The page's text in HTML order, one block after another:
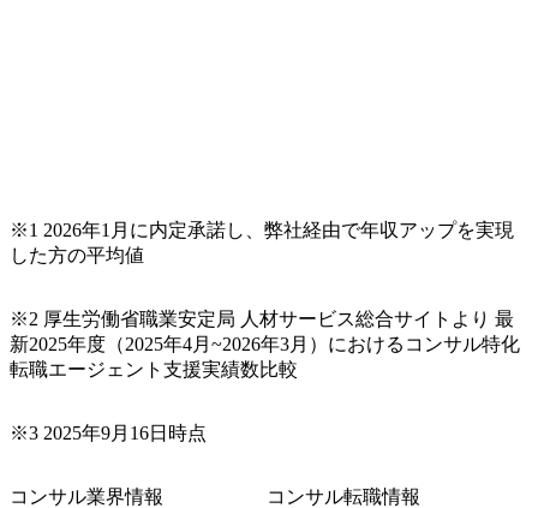
※1 2026年1月に内定承諾し、弊社経由で年収アップを実現
した方の平均値
※2 厚生労働省職業安定局 人材サービス総合サイトより 最
新2025年度（2025年4月~2026年3月）におけるコンサル特化
転職エージェント支援実績数比較
※3 2025年9月16日時点
コンサル業界情報 コンサル転職情報